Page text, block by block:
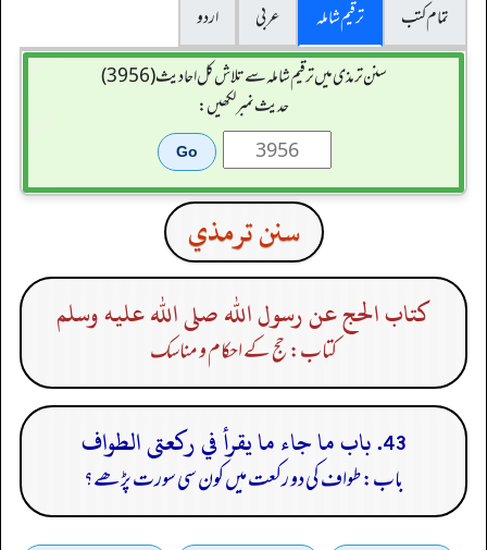
تمام کتب
ترقیم شاملہ عربی
اردو
سنن ترمذی میں ترقیم شاملہ سے تلاش کل احادیث (3956)
حدیث نمبر لکھیں:
سنن ترمذي
كتاب الحج عن رسول الله صلى الله عليه وسلم
کتاب: حج کے احکام و مناسک
43. باب ما جاء ما يقرأ في ركعتى الطواف
باب: طواف کی دو رکعت میں کون سی سورت پڑھے؟